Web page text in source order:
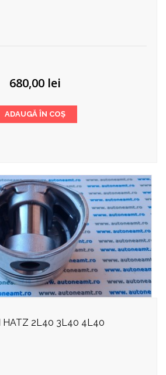
680,00 lei
ADAUGĂ ÎN COȘ
HATZ 2L40 3L40 4L40